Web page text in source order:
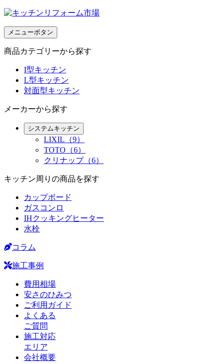
メニューボタン
商品カテゴリーから探す
I型キッチン
L型キッチン
対面型キッチン
メーカーから探す
システムキッチン
LIXIL（9）
TOTO（6）
クリナップ（6）
キッチン周りの商品を探す
カップボード
ガスコンロ
IHクッキングヒーター
水栓
コラム
施工事例
費用相場
安さのひみつ
ご利用ガイド
よくある
ご質問
施工対応
エリア
会社概要